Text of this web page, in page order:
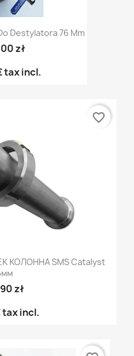
Destylatora 76 Mm
zł
tax incl.
КОЛОННА SMS Catalyst
zł
tax incl.
favorite_border